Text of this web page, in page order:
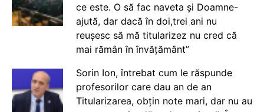
ce este. O să fac naveta și Doamne-
ajută, dar dacă în doi,trei ani nu
reușesc să mă titularizez nu cred că
mai rămân în învățământ”
Sorin Ion, întrebat cum le răspunde
profesorilor care dau an de an
Titularizarea, obțin note mari, dar nu au